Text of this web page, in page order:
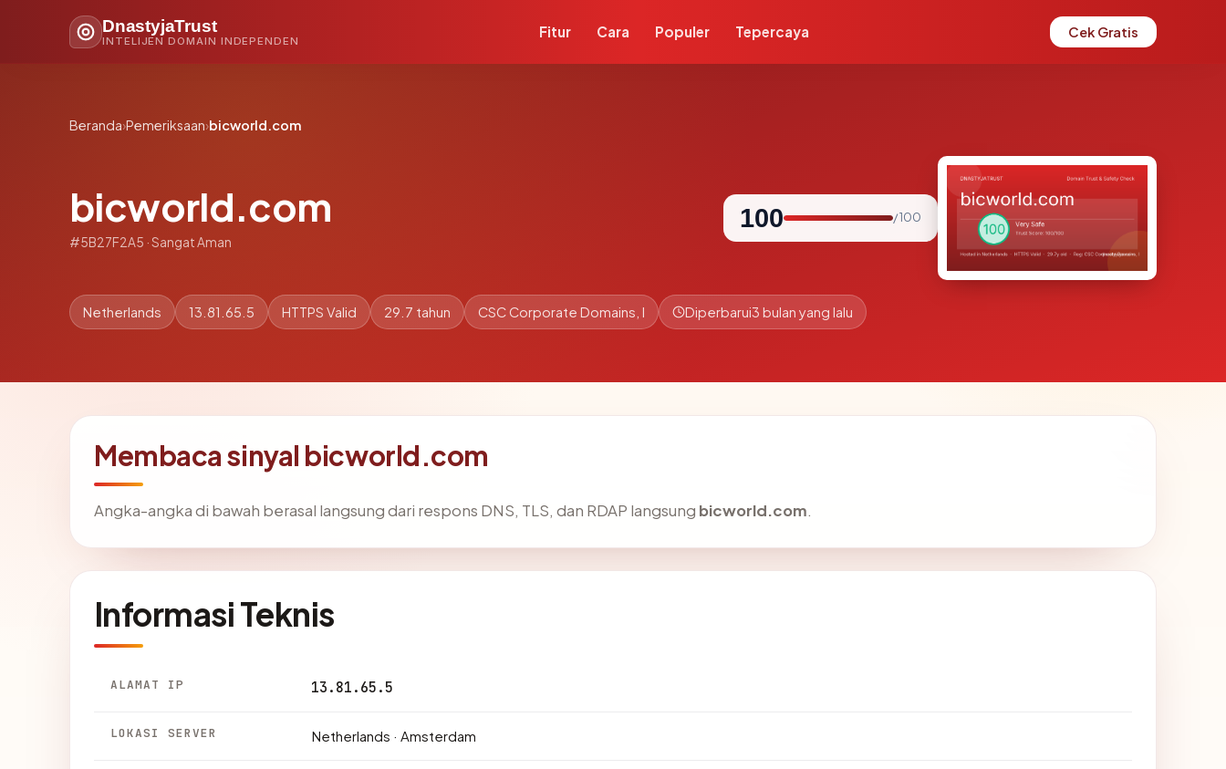
DnastyjaTrust
INTELIJEN DOMAIN INDEPENDEN
Fitur Cara Populer Tepercaya Cek Gratis
Beranda›Pemeriksaan›bicworld.com
bicworld.com
#5B27F2A5 · Sangat Aman
100 / 100
Netherlands 13.81.65.5 HTTPS Valid 29.7 tahun CSC Corporate Domains, I Diperbarui3 bulan yang lalu
Membaca sinyal bicworld.com
Angka-angka di bawah berasal langsung dari respons DNS, TLS, dan RDAP langsung bicworld.com.
Informasi Teknis
ALAMAT IP 13.81.65.5
LOKASI SERVER Netherlands · Amsterdam